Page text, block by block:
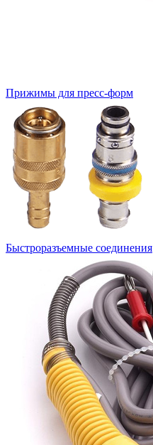
Прижимы для пресс-форм
Быстроразъемные соединения